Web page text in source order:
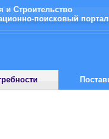
и Строительство
поисковый портал